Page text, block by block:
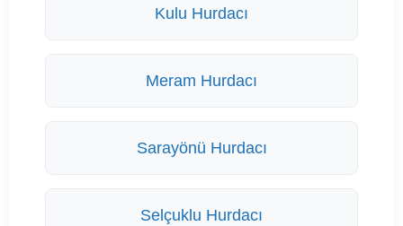
Kulu Hurdacı
Meram Hurdacı
Sarayönü Hurdacı
Selçuklu Hurdacı